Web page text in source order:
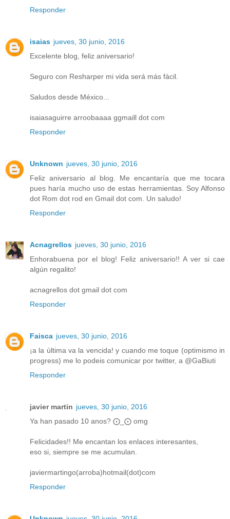
Responder
isaias jueves, 30 junio, 2016
Excelente blog, feliz aniversario!
Seguro con Resharper mi vida será más fácil.
Saludos desde México...
isaiasaguirre arroobaaaa ggmaill dot com
Responder
Unknown jueves, 30 junio, 2016
Feliz aniversario al blog. Me encantaría que me tocara
pues haría mucho uso de estas herramientas. Soy Alfonso
dot Rom dot rod en Gmail dot com. Un saludo!
Responder
Acnagrellos jueves, 30 junio, 2016
Enhorabuena por el blog! Feliz aniversario!! A ver si cae
algún regalito!
acnagrellos dot gmail dot com
Responder
Faisca jueves, 30 junio, 2016
¡a la última va la vencida! y cuando me toque (optimismo in
progress) me lo podeis comunicar por twitter, a @GaBiuti
Responder
javier martin jueves, 30 junio, 2016
Ya han pasado 10 anos? ⨀_⨀ omg
Felicidades!! Me encantan los enlaces interesantes,
eso si, siempre se me acumulan.
javiermartingo(arroba)hotmail(dot)com
Responder